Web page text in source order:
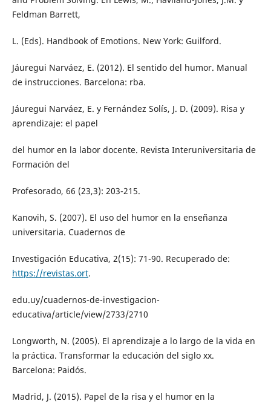
Feldman Barrett,
L. (Eds). Handbook of Emotions. New York: Guilford.
Jáuregui Narváez, E. (2012). El sentido del humor. Manual
de instrucciones. Barcelona: rba.
Jáuregui Narváez, E. y Fernández Solís, J. D. (2009). Risa y
aprendizaje: el papel
del humor en la labor docente. Revista Interuniversitaria de
Formación del
Profesorado, 66 (23,3): 203-215.
Kanovih, S. (2007). El uso del humor en la enseñanza
universitaria. Cuadernos de
Investigación Educativa, 2(15): 71-90. Recuperado de:
https://revistas.ort.
edu.uy/cuadernos-de-investigacion-
educativa/article/view/2733/2710
Longworth, N. (2005). El aprendizaje a lo largo de la vida en
la práctica. Transformar la educación del siglo xx.
Barcelona: Paidós.
Madrid, J. (2015). Papel de la risa y el humor en la